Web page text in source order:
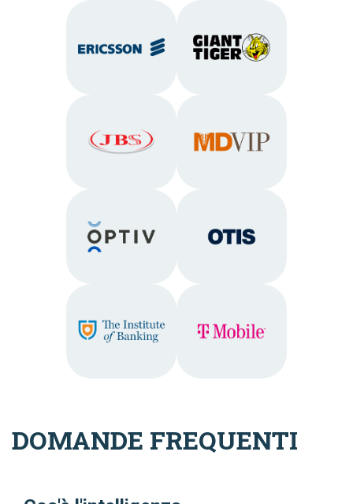
DOMANDE FREQUENTI